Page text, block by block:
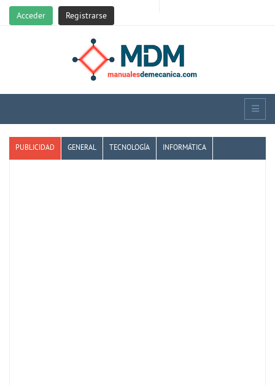
Acceder Registrarse
PUBLICIDAD GENERAL TECNOLOGÍA INFORMÁTICA